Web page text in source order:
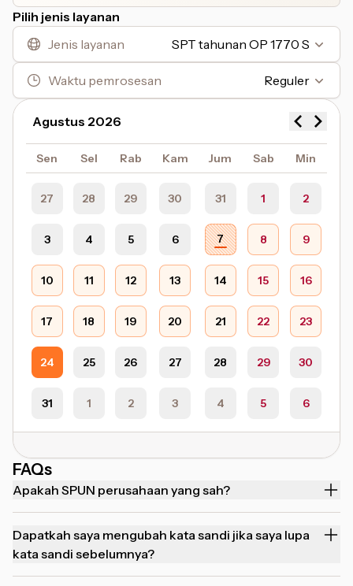
Pilih jenis layanan
Jenis layanan
SPT tahunan OP 1770 S
Waktu pemrosesan Reguler
Agustus 2026
Sen Sel Rab Kam Jum Sab Min
27 28 29 30 31 1 2
3 4 5 6 7 8 9
10 11 12 13 14 15 16
17 18 19 20 21 22 23
24 25 26 27 28 29 30
31 1 2 3 4 5 6
FAQs
Apakah SPUN perusahaan yang sah?
Dapatkah saya mengubah kata sandi jika saya lupa
kata sandi sebelumnya?